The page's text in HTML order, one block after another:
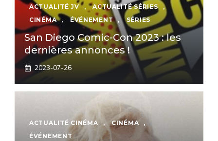
ACTUALITÉ JV
, ACTUALITÉ SÉRIES
,
CINÉMA
, ÉVÉNEMENT , SÉRIES
San Diego Comic-Con 2023 : les
dernières annonces !
2023-07-26
ACTUALITÉ CINÉMA , CINÉMA
,
ÉVÉNEMENT